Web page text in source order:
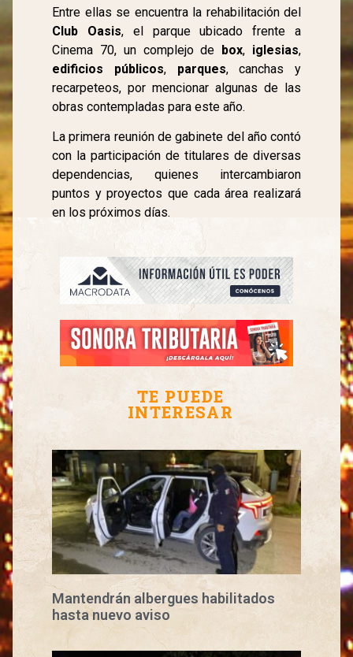
Entre ellas se encuentra la rehabilitación del
Club Oasis, el parque ubicado frente a
Cinema 70, un complejo de box, iglesias,
edificios públicos, parques, canchas y
recarpeteos, por mencionar algunas de las
obras contempladas para este año.
La primera reunión de gabinete del año contó
con la participación de titulares de diversas
dependencias, quienes intercambiaron
puntos y proyectos que cada área realizará
en los próximos días.
TE PUEDE
INTERESAR
Mantendrán albergues habilitados
hasta nuevo aviso